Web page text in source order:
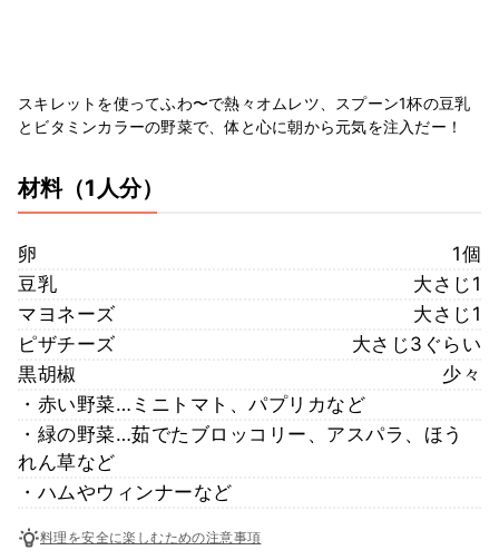
スキレットを使ってふわ〜で熱々オムレツ、スプーン1杯の豆乳
とビタミンカラーの野菜で、体と心に朝から元気を注入だー！
材料（1人分）
卵
1個
豆乳
大さじ1
マヨネーズ
大さじ1
ピザチーズ
大さじ3ぐらい
黒胡椒
少々
・赤い野菜…ミニトマト、パプリカなど
・緑の野菜…茹でたブロッコリー、アスパラ、ほう
れん草など
・ハムやウィンナーなど
料理を安全に楽しむための注意事項